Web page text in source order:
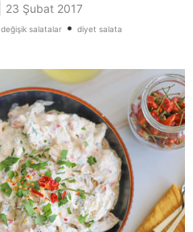
23 Şubat 2017
değişik salatalar• diyet salata